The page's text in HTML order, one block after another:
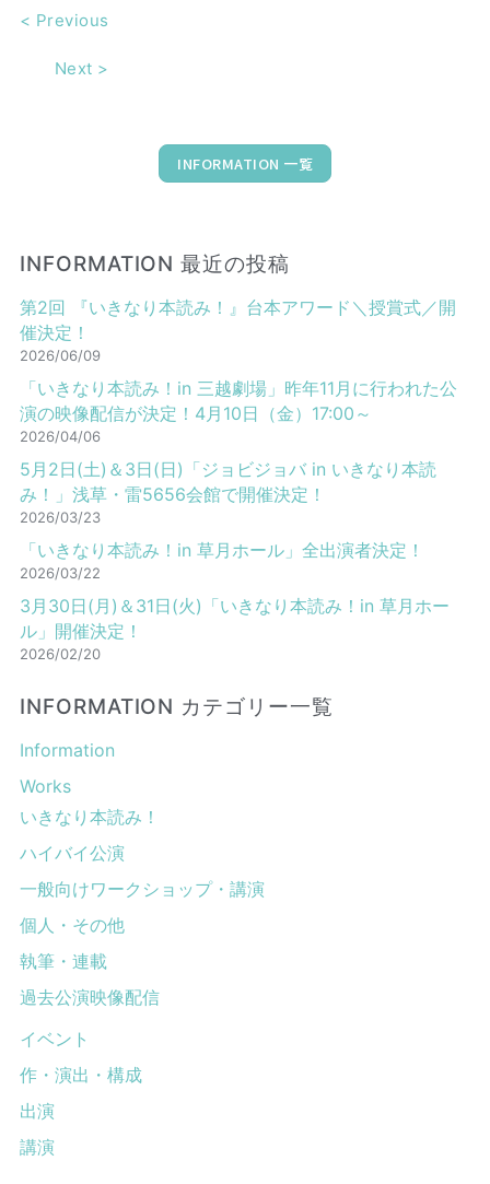
< Previous
Next >
INFORMATION 一覧
INFORMATION 最近の投稿
第2回 『いきなり本読み！』台本アワード＼授賞式／開
催決定！
2026/06/09
「いきなり本読み！in 三越劇場」昨年11月に行われた公
演の映像配信が決定！4月10日（金）17:00～
2026/04/06
5月2日(土)＆3日(日)「ジョビジョバ in いきなり本読
み！」浅草・雷5656会館で開催決定！
2026/03/23
「いきなり本読み！in 草月ホール」全出演者決定！
2026/03/22
3月30日(月)＆31日(火)「いきなり本読み！in 草月ホー
ル」開催決定！
2026/02/20
INFORMATION カテゴリー一覧
Information
Works
いきなり本読み！
ハイバイ公演
一般向けワークショップ・講演
個人・その他
執筆・連載
過去公演映像配信
イベント
作・演出・構成
出演
講演